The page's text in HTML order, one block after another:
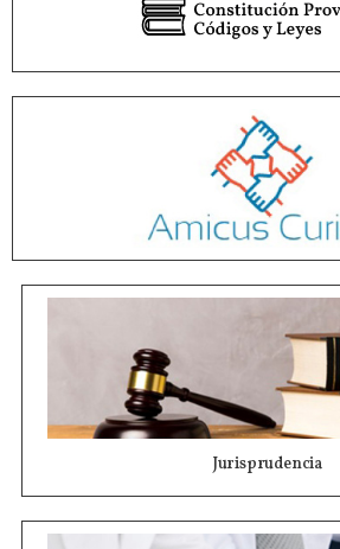
Jurisprudencia